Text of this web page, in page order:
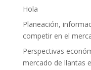
Hola
Planeación,
competir en el
Perspectivas
mercado de llantas